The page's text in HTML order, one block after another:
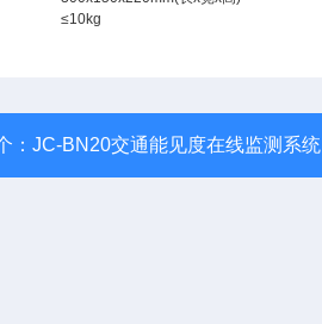
≤10kg
： JC-BN20交通能见度在线监测系统